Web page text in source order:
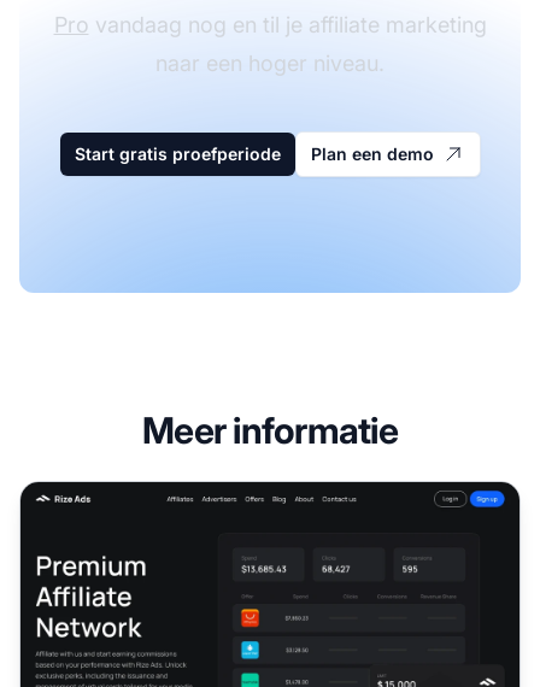
Pro vandaag nog en til je affiliate marketing
naar een hoger niveau.
Start gratis proefperiode Plan een demo
Meer informatie
Rize Ads Affiliate Programma